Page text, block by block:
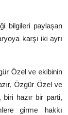
bilgileri paylaşan
karşı iki ayrı
Özel ve ekibinin
Özgür Özel ve
hazır bir parti,
girme hakkı